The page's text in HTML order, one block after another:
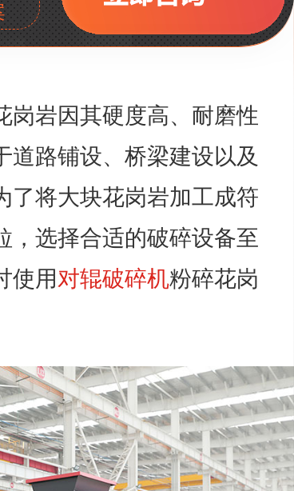
岗岩因其硬度高、耐磨性
道路铺设、桥梁建设以及
了将大块花岗岩加工成符
，选择合适的破碎设备至
使用 对辊破碎机粉碎花岗